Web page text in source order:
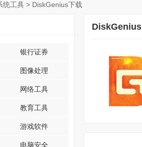
统工具 > DiskGenius下载
银行证券
图像处理
网络工具
教育工具
游戏软件
电脑安全
DiskGenius